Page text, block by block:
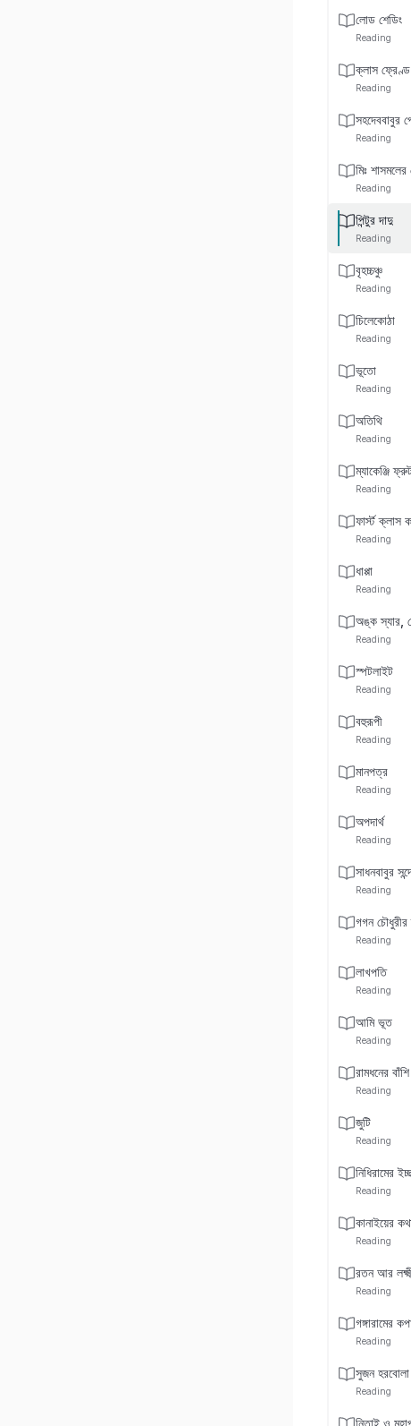
লোড শেডিং
Reading
ক্লাস ফ্রেণ্ড
Reading
সহদেববাবুর
Reading
মিঃ শাসমলের
Reading
পিন্টুর দাদু
Reading
বৃহচ্চঞ্চু
Reading
চিলেকোঠা
Reading
ভূতো
Reading
অতিথি
Reading
ম্যাকেঞ্জি
Reading
ফার্স্ট ক্লাস
Reading
ধাপ্পা
Reading
অঙ্ক স্যার,
Reading
স্পটলাইট
Reading
বহুরূপী
Reading
মানপত্র
Reading
অপদার্থ
Reading
সাধনবাবুর
Reading
গগন চৌধুরীর
Reading
লাখপতি
Reading
আমি ভূত
Reading
রামধনের বাঁশি
Reading
জুটি
Reading
নিধিরামের
Reading
কানাইয়ের
Reading
রতন আর
Reading
গঙ্গারামের
Reading
সুজন হরবোলা
Reading
নিতাই ও